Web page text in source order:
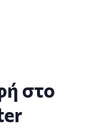
στο